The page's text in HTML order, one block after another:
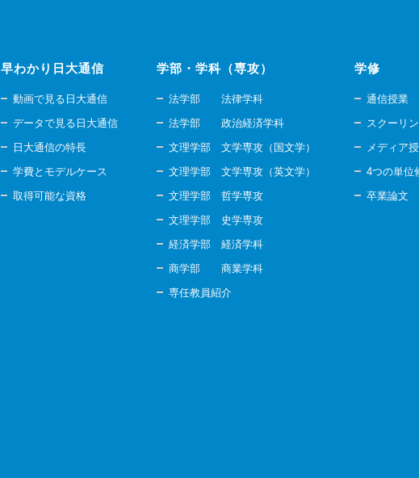
早わかり日大通信
動画で見る日大通信
データで見る日大通信
日大通信の特長
学費とモデルケース
取得可能な資格
学部・学科（専攻）
法学部 法律学科
法学部 政治経済学科
文理学部 文学専攻（国文学）
文理学部 文学専攻（英文学）
文理学部 哲学専攻
文理学部 史学専攻
経済学部 経済学科
商学部 商業学科
専任教員紹介
学修
通信授業
スクーリ
メディア
4つの単位
卒業論文